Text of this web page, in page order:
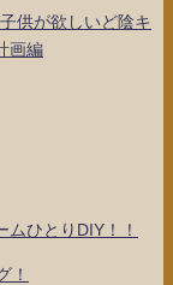
供が欲しいど陰キ
画編
ひとりDIY！！
！